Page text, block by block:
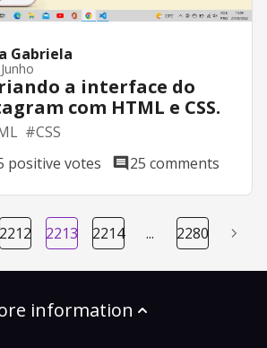
Gabriela
a interface do
com HTML e CSS.
#CSS
positive votes
25 comments
2212 2213 2214 ... 2280
information